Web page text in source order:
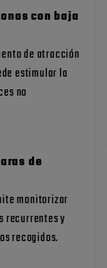
con baja
de atracción
estimular la
no
de
monitorizar
recurrentes y
recogidos.